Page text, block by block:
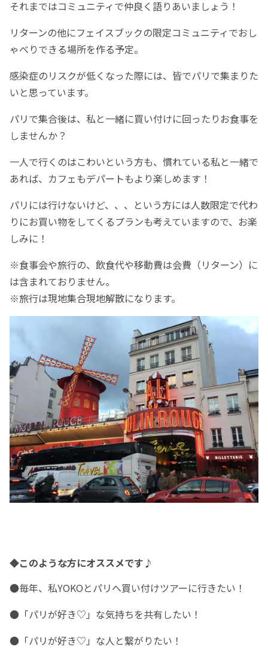
それまではコミュニティで仲良く語りあいましょう！
リターンの他にフェイスブックの限定コミュニティでおし
ゃべりできる場所を作る予定。
感染症のリスクが低くなった際には、皆でパリで集まりた
いと思っています。
パリで集合後は、私と一緒に買い付けに回ったりお食事を
しませんか？
一人で行くのはこわいという方も、慣れている私と一緒で
あれば、カフェもデパートもより楽しめます！
パリには行けないけど、、、という方には人数限定で代わ
りにお買い物をしてくるプランも考えていますので、お楽
しみに！
※食事会や旅行の、飲食代や移動費は会費（リターン）に
は含まれておりません。
※旅行は現地集合現地解散になります。
◆このような方にオススメです♪
●毎年、私YOKOとパリへ買い付けツアーに行きたい！
●「パリが好き♡」な気持ちを共有したい！
●「パリが好き♡」な人と繋がりたい！